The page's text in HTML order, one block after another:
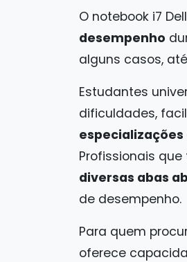
O notebook i7
desempenho
alguns casos,
Estudantes
dificuldades,
Profissionais
diversas abas
de desempenho.
Para quem
oferece